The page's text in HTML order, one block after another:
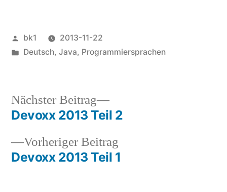
Veröffentlicht
von
bk1
2013-11-22
Veröffentlicht
Deutsch, Java, Programmiersprachen
Beitragsnavigation
Vorheriger Beitrag
Beitrag:
Devoxx 2013 Teil 1
Nächster Beitrag
Nächster
Beitrag:
Devoxx 2013 Teil 2